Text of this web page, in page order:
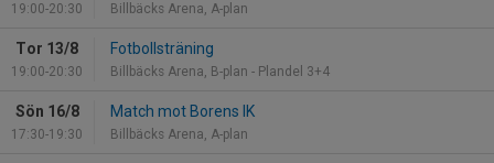
19:00-20:30 Billbäcks Arena, A-plan
Tor 13/8
19:00-20:30
Fotbollsträning
Billbäcks Arena, B-plan - Plandel 3+4
Sön 16/8
17:30-19:30
Match mot Borens IK
Billbäcks Arena, A-plan